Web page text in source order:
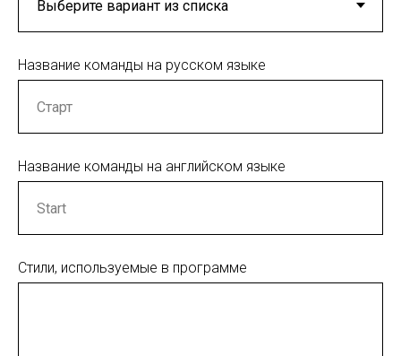
Название команды на русском языке
Название команды на английском языке
Стили, используемые в программе